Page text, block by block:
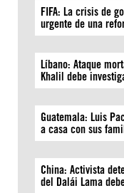
FIFA: La crisis de
urgente de una
Líbano: Ataque
Khalil debe
Guatemala: Luis
a casa con sus
China: Activista
del Dalái Lama